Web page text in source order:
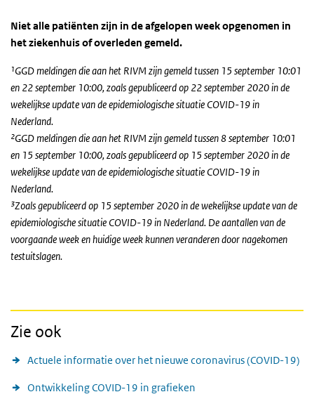
Niet alle patiënten zijn in de afgelopen week opgenomen in
het ziekenhuis of overleden gemeld.
¹GGD meldingen die aan het RIVM zijn gemeld tussen 15 september 10:01
en 22 september 10:00, zoals gepubliceerd op 22 september 2020 in de
wekelijkse update van de epidemiologische situatie COVID-19 in
Nederland.
²GGD meldingen die aan het RIVM zijn gemeld tussen 8 september 10:01
en 15 september 10:00, zoals gepubliceerd op 15 september 2020 in de
wekelijkse update van de epidemiologische situatie COVID-19 in
Nederland.
³Zoals gepubliceerd op 15 september 2020 in de wekelijkse update van de
epidemiologische situatie COVID-19 in Nederland. De aantallen van de
voorgaande week en huidige week kunnen veranderen door nagekomen
testuitslagen.
Zie ook
Actuele informatie over het nieuwe coronavirus (COVID-19)
Ontwikkeling COVID-19 in grafieken